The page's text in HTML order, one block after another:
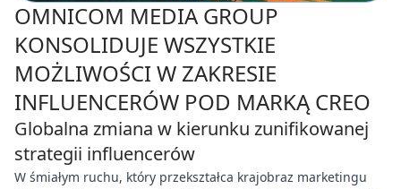
OMNICOM MEDIA GROUP
KONSOLIDUJE WSZYSTKIE
MOŻLIWOŚCI W ZAKRESIE
INFLUENCERÓW POD MARKĄ CREO
Globalna zmiana w kierunku zunifikowanej
strategii influencerów
W śmiałym ruchu, który przekształca krajobraz marketingu